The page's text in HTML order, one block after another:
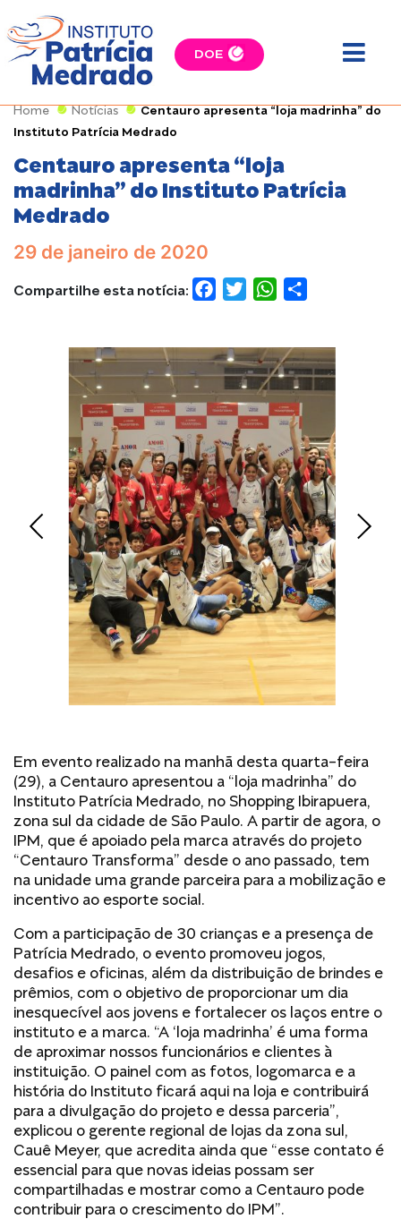
DOE
Home Notícias
Centauro apresenta “loja madrinha” do
Instituto Patrícia Medrado
Centauro apresenta “loja
madrinha” do Instituto Patrícia
Medrado
29 de janeiro de 2020
Compartilhe esta notícia: FACEBOOK
TWITTERWHATSAPP
Em evento realizado na manhã desta quarta-feira
(29), a Centauro apresentou a “loja madrinha” do
Instituto Patrícia Medrado, no Shopping Ibirapuera,
zona sul da cidade de São Paulo. A partir de agora, o
IPM, que é apoiado pela marca através do projeto
“Centauro Transforma” desde o ano passado, tem
na unidade uma grande parceira para a mobilização e
incentivo ao esporte social.
Com a participação de 30 crianças e a presença de
Patrícia Medrado, o evento promoveu jogos,
desafios e oficinas, além da distribuição de brindes e
prêmios, com o objetivo de proporcionar um dia
inesquecível aos jovens e fortalecer os laços entre o
instituto e a marca. “A ‘loja madrinha’ é uma forma
de aproximar nossos funcionários e clientes à
instituição. O painel com as fotos, logomarca e a
história do Instituto ficará aqui na loja e contribuirá
para a divulgação do projeto e dessa parceria”,
explicou o gerente regional de lojas da zona sul,
Cauê Meyer, que acredita ainda que “esse contato é
essencial para que novas ideias possam ser
compartilhadas e mostrar como a Centauro pode
contribuir para o crescimento do IPM”.